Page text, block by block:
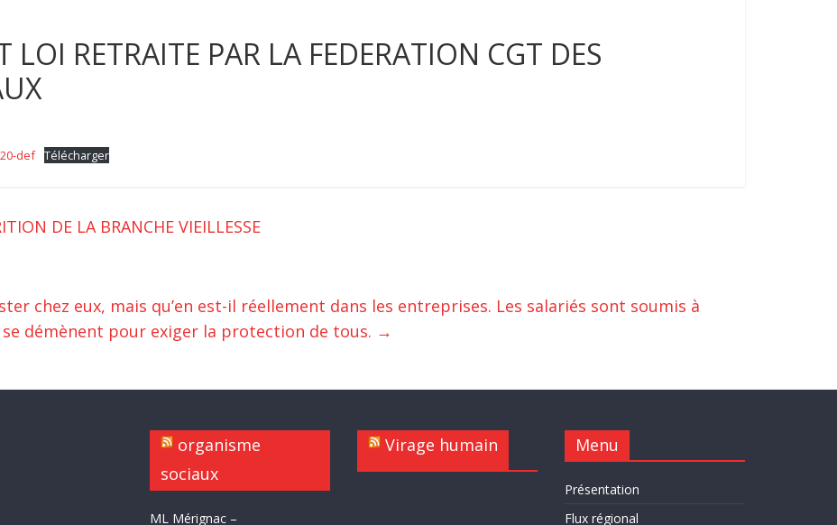
LOI RETRAITE PAR LA FEDERATION CGT DES
def Télécharger
DE LA BRANCHE VIEILLESSE
chez eux, mais qu’en est-il réellement dans les entreprises. Les salariés sont soumis à
démènent pour exiger la protection de tous. →
organisme
sociaux
ML Mérignac –
Virage humain Menu
Présentation
Flux régional